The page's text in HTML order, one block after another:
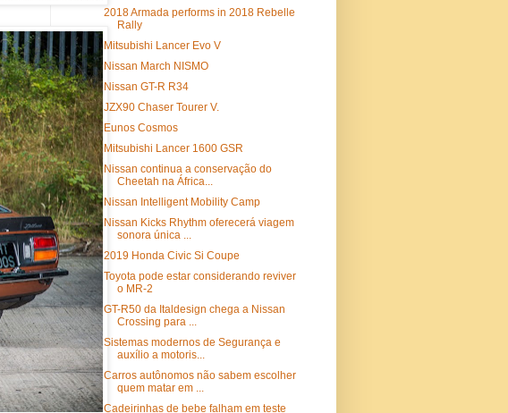
2018 Armada performs in 2018 Rebelle
Rally
Mitsubishi Lancer Evo V
Nissan March NISMO
Nissan GT-R R34
JZX90 Chaser Tourer V.
Eunos Cosmos
Mitsubishi Lancer 1600 GSR
Nissan continua a conservação do
Cheetah na África...
Nissan Intelligent Mobility Camp
Nissan Kicks Rhythm oferecerá viagem
sonora única ...
2019 Honda Civic Si Coupe
Toyota pode estar considerando reviver
o MR-2
GT-R50 da Italdesign chega a Nissan
Crossing para ...
Sistemas modernos de Segurança e
auxílio a motoris...
Carros autônomos não sabem escolher
quem matar em ...
Cadeirinhas de bebe falham em teste